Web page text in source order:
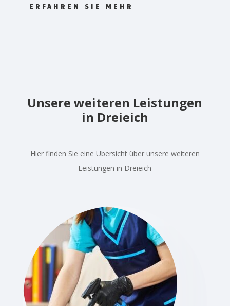
ERFAHREN SIE MEHR
Unsere weiteren Leistungen
in Dreieich
Hier finden Sie eine Übersicht über unsere weiteren
Leistungen in Dreieich